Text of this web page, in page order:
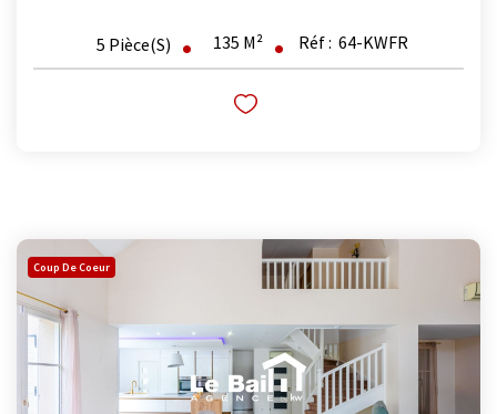
5 Pièce(s) 135 M² Réf : 64-KWFR
Coup De Coeur